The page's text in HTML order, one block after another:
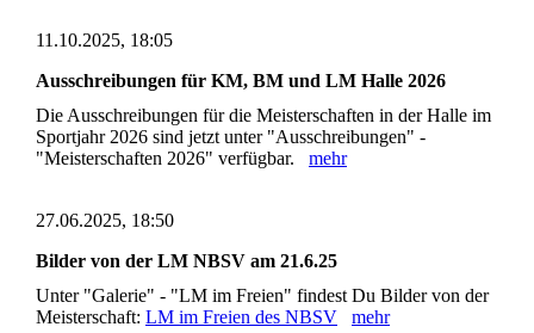
11.10.2025, 18:05
Ausschreibungen für KM, BM und LM Halle 2026
Die Ausschreibungen für die Meisterschaften in der Halle im
Sportjahr 2026 sind jetzt unter "Ausschreibungen" -
"Meisterschaften 2026" verfügbar. mehr
27.06.2025, 18:50
Bilder von der LM NBSV am 21.6.25
Unter "Galerie" - "LM im Freien" findest Du Bilder von der
Meisterschaft: LM im Freien des NBSV mehr